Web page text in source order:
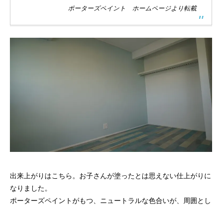
ポーターズペイント ホームページより転載
出来上がりはこちら。お子さんが塗ったとは思えない仕上がりに
なりました。
ポーターズペイントがもつ、ニュートラルな色合いが、周囲とし